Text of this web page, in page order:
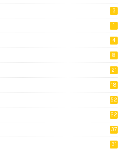
3
1
4
8
21
18
52
22
37
31